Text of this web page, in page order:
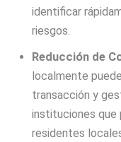
identificar
riesgos.
Reducción de
localmente
transacción y
instituciones que
residentes